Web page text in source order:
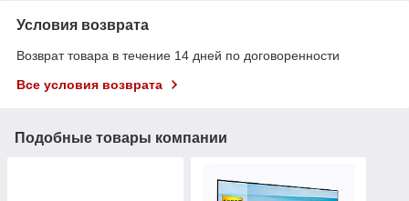
Условия возврата
Возврат товара в течение 14 дней по договоренности
Все условия возврата
Подобные товары компании